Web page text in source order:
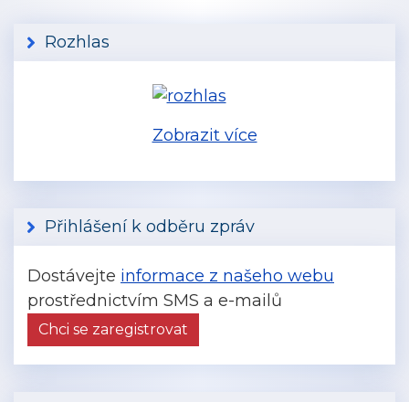
Rozhlas
Zobrazit více
Přihlášení k odběru zpráv
Dostávejte informace z našeho webu
prostřednictvím SMS a e-mailů
Chci se zaregistrovat